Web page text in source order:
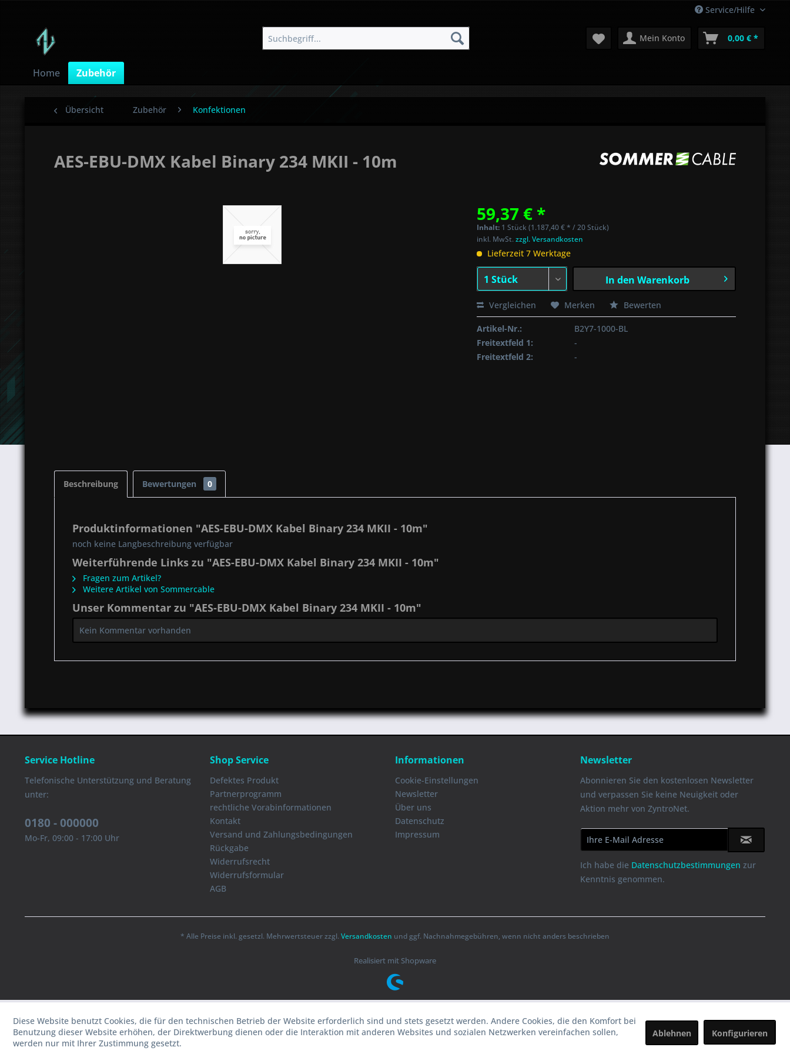
Service/Hilfe
Mein Konto 0,00 € *
Home Zubehör
Übersicht Zubehör Konfektionen
AES-EBU-DMX Kabel Binary 234 MKII - 10m
59,37 € *
Inhalt: 1 Stück (1.187,40 € * / 20 Stück)
inkl. MwSt.zzgl. Versandkosten
Lieferzeit 7 Werktage
In den Warenkorb
Vergleichen Merken Bewerten
Artikel-Nr.:
B2Y7-1000-BL
Freitextfeld 1:
-
Freitextfeld 2:
-
Beschreibung Bewertungen 0
Produktinformationen "AES-EBU-DMX Kabel Binary 234 MKII - 10m"
noch keine Langbeschreibung verfügbar
Weiterführende Links zu "AES-EBU-DMX Kabel Binary 234 MKII - 10m"
Fragen zum Artikel?
Weitere Artikel von Sommercable
Unser Kommentar zu "AES-EBU-DMX Kabel Binary 234 MKII - 10m"
Kein Kommentar vorhanden
Service Hotline
Telefonische Unterstützung und Beratung
unter:
0180 - 000000
Mo-Fr, 09:00 - 17:00 Uhr
Shop Service
Defektes Produkt
Partnerprogramm
rechtliche Vorabinformationen
Kontakt
Versand und Zahlungsbedingungen
Rückgabe
Widerrufsrecht
Widerrufsformular
AGB
Informationen
Cookie-Einstellungen
Newsletter
Über uns
Datenschutz
Impressum
Newsletter
Abonnieren Sie den kostenlosen Newsletter
und verpassen Sie keine Neuigkeit oder
Aktion mehr von ZyntroNet.
Ich habe die Datenschutzbestimmungen zur
Kenntnis genommen.
* Alle Preise inkl. gesetzl. Mehrwertsteuer zzgl. Versandkosten und ggf. Nachnahmegebühren, wenn nicht anders beschrieben
Realisiert mit Shopware
Diese Website benutzt Cookies, die für den technischen Betrieb der Website erforderlich sind und stets gesetzt werden. Andere Cookies, die den Komfort bei
Benutzung dieser Website erhöhen, der Direktwerbung dienen oder die Interaktion mit anderen Websites und sozialen Netzwerken vereinfachen sollen,
werden nur mit Ihrer Zustimmung gesetzt.
Ablehnen Konfigurieren